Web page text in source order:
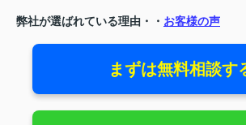
弊社が選ばれている理由・・ お客様の声
まずは無料相談す